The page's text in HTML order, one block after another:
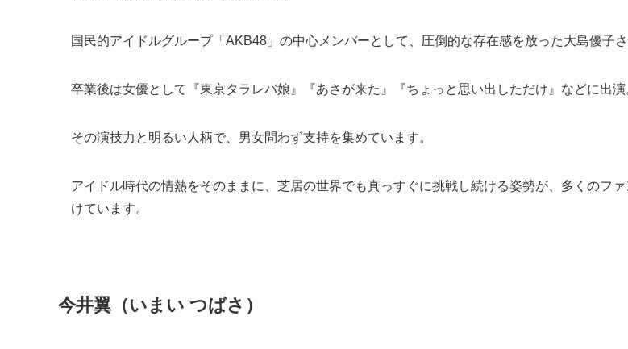
国民的アイドルグループ「AKB48」の中心メンバーとして、圧倒的な存在感を放った大島優子さ
卒業後は女優として『東京タラレバ娘』『あさが来た』『ちょっと思い出しただけ』などに出演
その演技力と明るい人柄で、男女問わず支持を集めています。
アイドル時代の情熱をそのままに、芝居の世界でも真っすぐに挑戦し続ける姿勢が、多くのフ
けています。
今井翼（いまい つばさ）